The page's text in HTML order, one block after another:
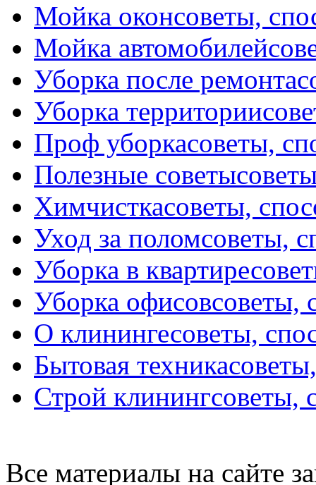
Мойка оконсоветы,
Мойка автомобилей
Уборка после ремонта
Уборка территории
Проф уборкасоветы,
Полезные советы
Химчисткасоветы,
Уход за поломсоветы,
Уборка в квартире
Уборка офисовсоветы,
О клинингесоветы,
Бытовая техника
Строй клинингсоветы,
Все материалы на сайте